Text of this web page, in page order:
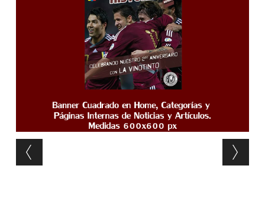
Post navigation